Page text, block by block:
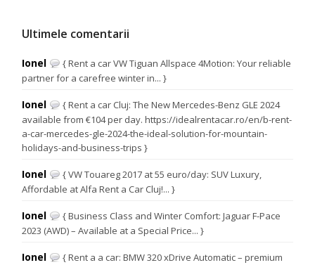
Ultimele comentarii
Ionel
{ Rent a car VW Tiguan Allspace 4Motion: Your reliable
partner for a carefree winter in... }
Ionel
{ Rent a car Cluj: The New Mercedes-Benz GLE 2024
available from €104 per day. https://idealrentacar.ro/en/b-rent-
a-car-mercedes-gle-2024-the-ideal-solution-for-mountain-
holidays-and-business-trips }
Ionel
{ VW Touareg 2017 at 55 euro/day: SUV Luxury,
Affordable at Alfa Rent a Car Cluj!... }
Ionel
{ Business Class and Winter Comfort: Jaguar F-Pace
2023 (AWD) – Available at a Special Price... }
Ionel
{ Rent a a car: BMW 320 xDrive Automatic – premium